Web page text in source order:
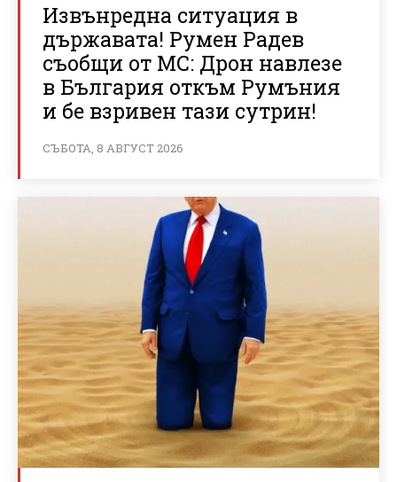
Извънредна ситуация в
държавата! Румен Радев
съобщи от МС: Дрон навлезе
в България откъм Румъния
и бе взривен тази сутрин!
СЪБОТА, 8 АВГУСТ 2026